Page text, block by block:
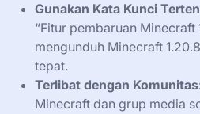
Gunakan Kata Kunci
“Fitur pembaruan Minecraft
mengunduh Minecraft
tepat.
Terlibat dengan
Minecraft dan grup media